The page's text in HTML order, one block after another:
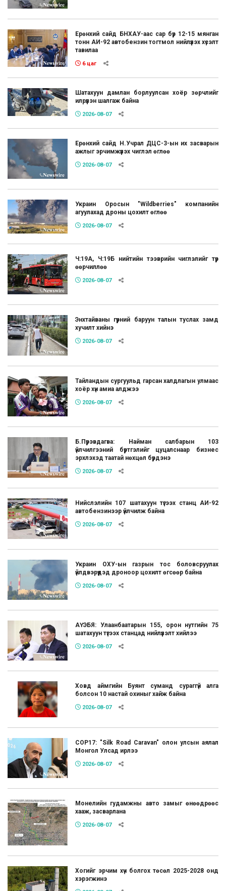
Ерөнхий сайд БНХАУ-аас сар бүр 12-15 мянган
тонн АИ-92 автобензин тогтмол нийлүүлэх хүсэлт
тавилаа
6 цаг
Шатахуун дамлан борлуулсан хоёр зөрчлийг
илрүүлэн шалгаж байна
2026-08-07
Ерөнхий сайд Н.Учрал ДЦС-3-ын их засварын
ажлыг эрчимжүүлэх чиглэл өглөө
2026-08-07
Украин Оросын "Wildberries" компанийн
агуулахад дроны цохилт өглөө
2026-08-07
Ч:19А, Ч:19Б нийтийн тээврийн чиглэлийг түр
өөрчиллөө
2026-08-07
Энхтайваны гүүрний баруун талын туслах замд
хучилт хийнэ
2026-08-07
Тайландын сургуульд гарсан халдлагын улмаас
хоёр хүн амиа алджээ
2026-08-07
Б.Пүрэвдагва: Найман салбарын 103
үйлчилгээний бүртгэлийг цуцалснаар бизнес
эрхлэхэд таатай нөхцөл бүрдэнэ
2026-08-07
Нийслэлийн 107 шатахуун түгээх станц АИ-92
автобензинээр үйлчилж байна
2026-08-07
Украин ОХУ-ын газрын тос боловсруулах
үйлдвэрүүдэд дроноор цохилт өгсөөр байна
2026-08-07
АҮЭБЯ: Улаанбаатарын 155, орон нутгийн 75
шатахуун түгээх станцад нийлүүлэлт хийлээ
2026-08-07
Ховд аймгийн Буянт суманд сураггүй алга
болсон 10 настай охиныг хайж байна
2026-08-07
COP17: "Silk Road Caravan" олон улсын аялал
Монгол Улсад ирлээ
2026-08-07
Монелийн гудамжны авто замыг өнөөдрөөс
хааж, засварлана
2026-08-07
Хогийг эрчим хүч болгох төсөл 2025-2028 онд
хэрэгжинэ